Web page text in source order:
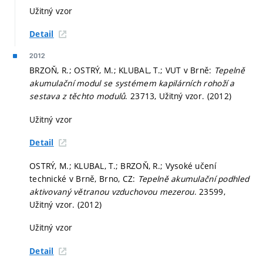
Užitný vzor
Detail
2012
BRZOŇ, R.; OSTRÝ, M.; KLUBAL, T.; VUT v Brně: Tepelně
akumulační modul se systémem kapilárních rohoží a
sestava z těchto modulů. 23713, Užitný vzor. (2012)
Užitný vzor
Detail
OSTRÝ, M.; KLUBAL, T.; BRZOŇ, R.; Vysoké učení
technické v Brně, Brno, CZ: Tepelně akumulační podhled
aktivovaný větranou vzduchovou mezerou. 23599,
Užitný vzor. (2012)
Užitný vzor
Detail